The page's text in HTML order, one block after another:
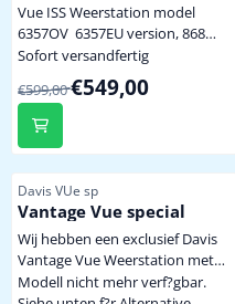
Vue ISS Weerstation model
6357OV 6357EU version, 868
MHz levering zonder display en
netadapter, alleen het
weerstation volgens afbeelding
levering zonder buis / pijp incl.
batterij, regenmeetgedeelte,
windcups en windvaan incl.
ronde buis
Sofort versandfertig
Von 599,00 für 549,00
€599,00€549,00
Artikelnummer
Davis VUe sp
Vantage Vue special
Wij hebben een exclusief Davis
Vantage Vue Weerstation met
beeldscherm (console) van de
Modell nicht mehr verf?gbar.